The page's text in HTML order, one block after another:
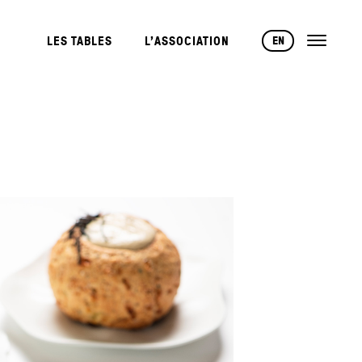
LES TABLES L’ASSOCIATION EN